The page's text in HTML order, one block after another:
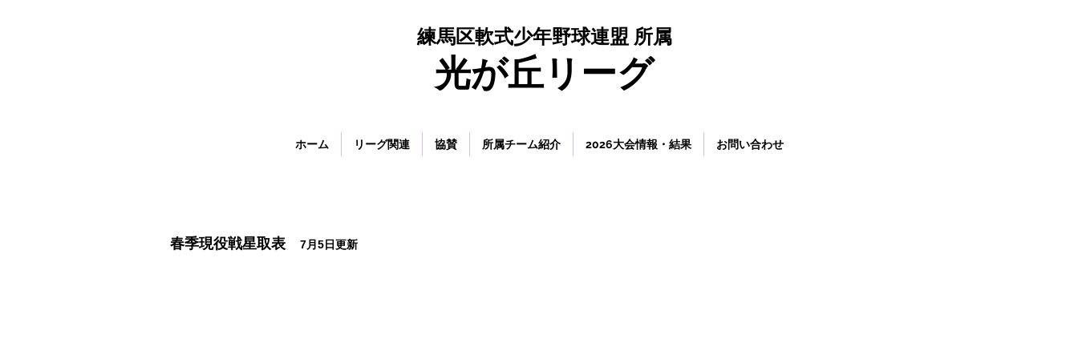
練馬区軟式少年野球連盟 所属
​光が丘リーグ
ホーム リーグ関連 協賛 所属チーム紹介 2026大会情報・結果 お問い合わせ
​春季現役戦星取表 7月5日更新